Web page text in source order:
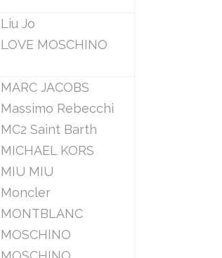
Liu Jo
LOVE MOSCHINO
MARC JACOBS
Massimo Rebecchi
MC2 Saint Barth
MICHAEL KORS
MIU MIU
Moncler
MONTBLANC
MOSCHINO